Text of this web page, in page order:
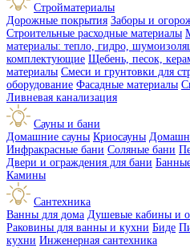
Стройматериалы
Дорожные покрытия Заборы и
Строительные расходные материалы
материалы: тепло, гидро,
комплектующие Щебень, песок,
материалы Смеси и грунтовки для
оборудование Фасадные материалы
Ливневая канализация
Сауны и бани
Домашние сауны Криосауны
Инфракрасные бани Соляные бани
Двери и ограждения для бани
Камины
Сантехника
Ванны для дома Душевые кабины и
Раковины для ванны и кухни Биде
кухни Инженерная сантехника